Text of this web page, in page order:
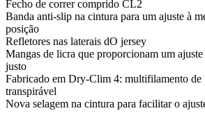
Fecho de correr comprido CL2
Banda anti-slip na cintura para um ajuste à
posição
Refletores nas laterais dO jersey
Mangas de licra que proporcionam um
justo
Fabricado em Dry-Clim 4: multifilamento de
transpirável
Nova selagem na cintura para facilitar o